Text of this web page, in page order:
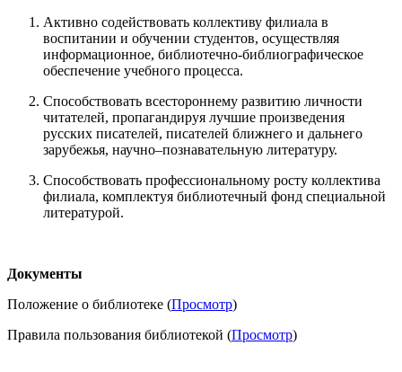
Активно содействовать коллективу филиала в
воспитании и обучении студентов, осуществляя
информационное, библиотечно-библиографическое
обеспечение учебного процесса.
Способствовать всестороннему развитию личности
читателей, пропагандируя лучшие произведения
русских писателей, писателей ближнего и дальнего
зарубежья, научно–познавательную литературу.
Способствовать профессиональному росту коллектива
филиала, комплектуя библиотечный фонд специальной
литературой.
Документы
Положение о библиотеке (Просмотр)
Правила пользования библиотекой (Просмотр)